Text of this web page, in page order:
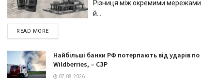
Різниця між окремими мережами
й...
READ MOREDETAILS
Найбільші банки РФ потерпають від ударів по
Wildberries, – СЗР
07.08.2026